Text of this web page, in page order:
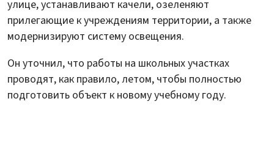
улице, устанавливают качели, озеленяют
прилегающие к учреждениям территории, а также
модернизируют систему освещения.
Он уточнил, что работы на школьных участках
проводят, как правило, летом, чтобы полностью
подготовить объект к новому учебному году.